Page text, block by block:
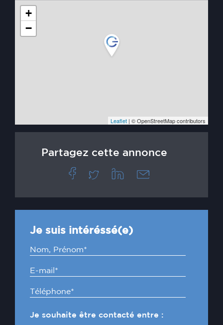
+
−
Leaflet | © OpenStreetMap contributors
Partagez cette annonce
Je suis intéréssé(e)
Je souhaite être contacté entre :